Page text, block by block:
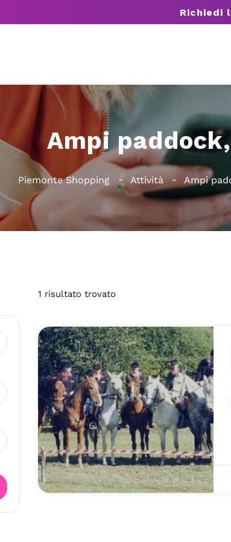
Richiedi
Ampi paddock,
Piemonte Shopping Attività Ampi
1 risultato trovato